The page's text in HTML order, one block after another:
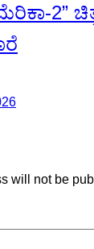
2”
will not be